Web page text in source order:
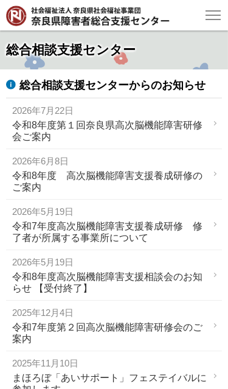
総合相談支援センター
総合相談支援センターからのお知らせ
2026年7月22日
令和8年度第１回奈良県高次脳機能障害研修
会ご案内
2026年6月8日
令和8年度 高次脳機能障害支援養成研修の
ご案内
2026年5月19日
令和7年度高次脳機能障害支援養成研修 修
了者が所属する事業所について
2026年5月19日
令和8年度高次脳機能障害支援相談会のお知
らせ 【受付終了】
2025年12月4日
令和7年度第２回高次脳機能障害研修会のご
案内
2025年11月10日
まほろぼ「あいサポート」フェステイバルに